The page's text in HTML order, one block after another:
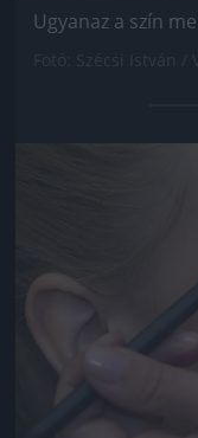
Ugyanaz a szín